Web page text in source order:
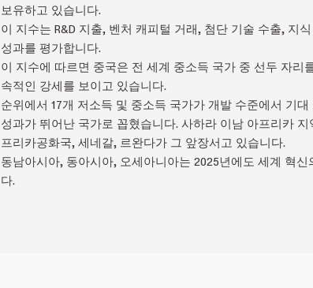
보유하고 있습니다.
이 지수는 R&D 지출, 벤처 캐피털 거래, 첨단 기술 수출, 지
성과를 평가합니다.
이 지수에 따르면 중국은 전 세계 중소득 국가 중 선두 자리
속적인 강세를 보이고 있습니다.
순위에서 17개 저소득 및 중소득 국가가 개발 수준에서 기
성과가 뛰어난 국가로 꼽혔습니다. 사하라 이남 아프리카
프리카공화국, 세네갈, 르완다가 그 앞장서고 있습니다.
동남아시아, 동아시아, 오세아니아는 2025년에도 세계 혁
다.